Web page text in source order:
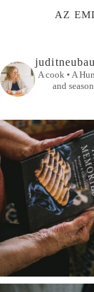
AZ
A cook • A
and